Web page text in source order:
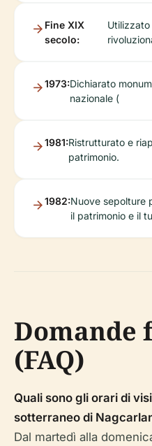
Fine XIX
secolo:
1973:Dichiarato
nazionale (
1981:Ristrutturato e
patrimonio.
1982:Nuove sepolture
il patrimonio e il
Domande
(FAQ)
Quali sono gli orari di
sotterraneo di
Dal martedì alla